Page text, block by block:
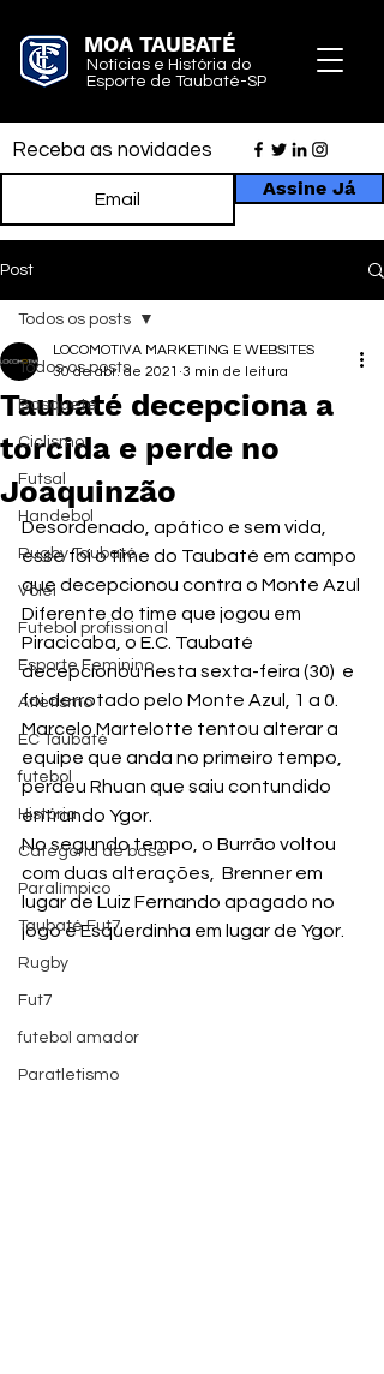
MOA TAUBATÉ
Notícias e História do
Esporte de Taubaté-SP
Receba as novidades
Assine Já
Post
Todos os posts
Basquete
Ciclismo
Futsal
Handebol
Rugby Taubaté
Vôlei
Futebol profissional
Esporte Feminino
Atletismo
EC Taubaté
futebol
História
Categoria de base
Paralímpico
Taubaté Fut7
Rugby
Fut7
futebol amador
Paratletismo
Todos os posts
Taubaté decepciona a
torcida e perde no
Joaquinzão
LOCOMOTIVA MARKETING E WEBSITES
30 de abr. de 2021 3 min de leitura
Desordenado, apático e sem vida,
esse foi o time do Taubaté em campo
que decepcionou contra o Monte Azul
Diferente do time que jogou em
Piracicaba, o E.C. Taubaté
decepcionou nesta sexta-feira (30)  e
foi derrotado pelo Monte Azul, 1 a 0.
Marcelo Martelotte tentou alterar a
equipe que anda no primeiro tempo,
perdeu Rhuan que saiu contundido
entrando Ygor.
No segundo tempo, o Burrão voltou
com duas alterações,  Brenner em
lugar de Luiz Fernando apagado no
jogo e Esquerdinha em lugar de Ygor.